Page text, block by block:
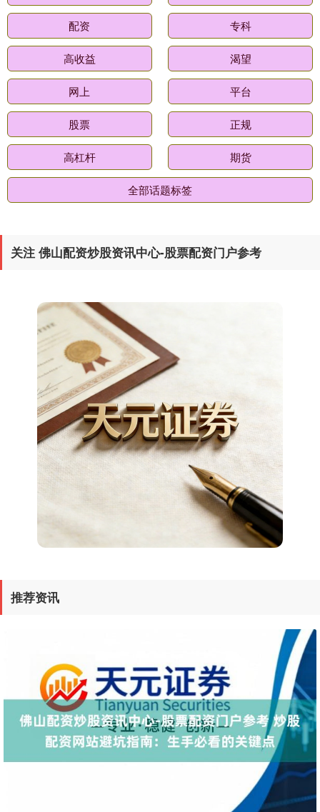
国债指数 229.69 +0.10 +0.04%
上证综指 3940.04 +39.68 +1.02%
深证成指
沪深300 +0.93%
配资 专科
高收益 渴望
网上 平台
股票 正规
高杠杆 期货
全部话题标签
关注 佛山配资炒股资讯中心-股票配资门户参考
推荐资讯